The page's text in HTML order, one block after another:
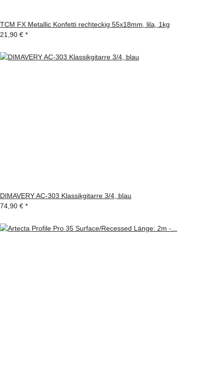
TCM FX Metallic Konfetti rechteckig 55x18mm, lila, 1kg
21,90 € *
DIMAVERY AC-303 Klassikgitarre 3/4, blau
74,90 € *